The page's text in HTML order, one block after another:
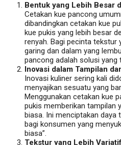
Bentuk yang Lebih Besar
Cetakan kue pancong
dibandingkan cetakan kue
kue pukis yang lebih besar
renyah. Bagi pecinta tekstur
garing dan dalam yang
pancong adalah solusi yang
Inovasi dalam Tampilan
Inovasi kuliner sering kali
menyajikan sesuatu yang
Menggunakan cetakan kue
pukis memberikan tampilan
biasa. Ini menciptakan daya
bagi konsumen yang
biasa”.
Tekstur yang Lebih Variatif